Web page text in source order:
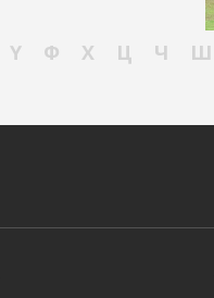
Ү Ф Х Ц Ч Ш